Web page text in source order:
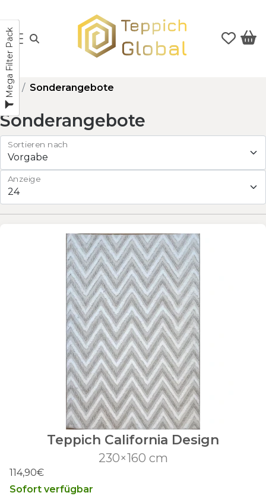
Mega Filter Pack Sonderangebote
Sonderangebote
Sortieren nach
Anzeige
Teppich California Design
230×160 cm
114,90€
Sofort verfügbar